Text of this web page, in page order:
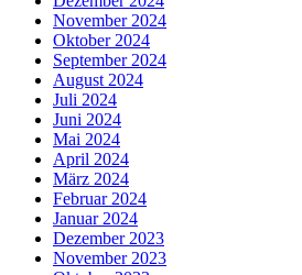
November 2024
Oktober 2024
September 2024
August 2024
Juli 2024
Juni 2024
Mai 2024
April 2024
März 2024
Februar 2024
Januar 2024
Dezember 2023
November 2023